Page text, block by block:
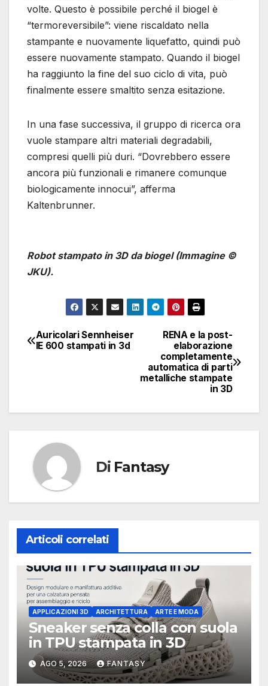
volte. Questo è possibile perché il biogel è
“termoreversibile”: viene riscaldato nella
stampante e nuovamente liquefatto, quindi può
essere nuovamente stampato. Quando il biogel
ha raggiunto la fine del suo ciclo di vita, può
finalmente essere smaltito senza esitazione.
In una fase successiva, il gruppo di ricerca ora
vuole stampare altri materiali degradabili,
compresi quelli più duri. “Dovrebbero essere
ancora più funzionali e rimanere comunque
biologicamente innocui”, afferma
Kaltenbrunner.
Robot stampato in 3D da biogel (Immagine ©
JKU).
Navigazione
RENA e la post-
elaborazione
completamente
automatica di parti
metalliche stampate
in 3D
Auricolari Sennheiser
IE 600 stampati in 3d
Di Fantasy
Articoli correlati
APPLICAZIONI 3D ARCHITETTURA ARTE E MODA
Sneaker senza colla con suola
in TPU stampata in 3D
AGO 5, 2026 FANTASY